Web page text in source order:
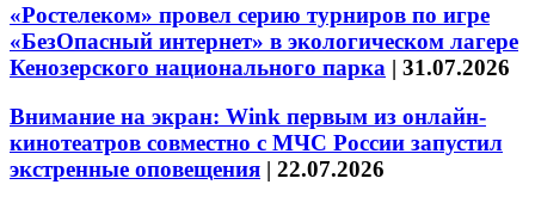
«Ростелеком» провел серию турниров по игре
«БезОпасный интернет» в экологическом лагере
Кенозерского национального парка | 31.07.2026
Внимание на экран: Wink первым из онлайн-
кинотеатров совместно с МЧС России запустил
экстренные оповещения | 22.07.2026